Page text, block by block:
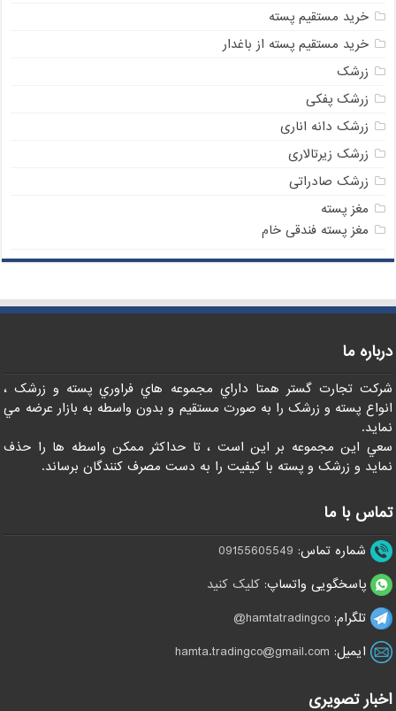
خرید مستقیم پسته
خرید مستقیم پسته از باغدار
زرشک
زرشک پفکی
زرشک دانه اناری
زرشک زیرتالاری
زرشک صادراتی
مغز پسته
مغز پسته فندقی خام
درباره ما
شرکت تجارت گستر همتا داراي مجموعه هاي فراوري پسته و زرشک ،
انواع پسته و زرشک را به صورت مستقيم و بدون واسطه به بازار عرضه مي
نمايد.
سعي اين مجموعه بر اين است ، تا حداکثر ممکن واسطه ها را حذف
نمايد و زرشک و پسته با کيفيت را به دست مصرف کنندگان برساند.
تماس با ما
شماره تماس: 09155605549
پاسخگویی واتساپ:کلیک کنید
تلگرام:hamtatradingco@
ایمیل: hamta.tradingco@gmail.com
اخبار تصویری